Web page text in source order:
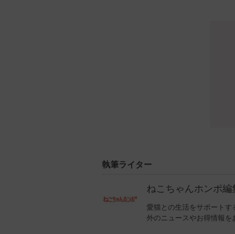
執筆ライター
ねこちゃんホンポ編
愛猫との生活をサポート
外のニュースやお得情報を